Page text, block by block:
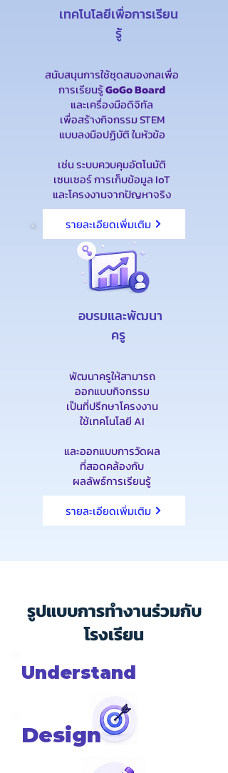
เทคโนโลยีเพื่อการเรียน
รู้
สนับสนุนการใช้ชุดสมองกลเพื่อ
การเรียนรู้GoGo Board
และเครื่องมือดิจิทัล
เพื่อสร้างกิจกรรม STEM
แบบลงมือปฏิบัติ ในหัวข้อ
เช่น ระบบควบคุมอัตโนมัติ
เซนเซอร์ การเก็บข้อมูล IoT
และโครงงานจากปัญหาจริง
รายละเอียดเพิ่มเติม
อบรมและพัฒนา
ครู
พัฒนาครูให้สามารถ
ออกแบบกิจกรรม
เป็นที่ปรึกษาโครงงาน
ใช้เทคโนโลยี AI
และออกแบบการวัดผล
ที่สอดคล้องกับ
ผลลัพธ์การเรียนรู้
รายละเอียดเพิ่มเติม
รูปแบบการทำงานร่วมกับ
โรงเรียน
Understand
Design